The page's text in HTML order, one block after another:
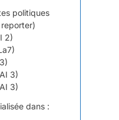
politiques
2)
3)
3)
dans :